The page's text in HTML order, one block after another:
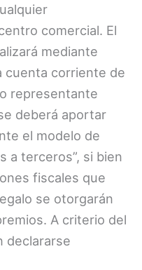
comercial. El
mediante
cuenta corriente de
representante
deberá aportar
el modelo de
a terceros”, si bien
fiscales que
se otorgarán
A criterio del
declararse